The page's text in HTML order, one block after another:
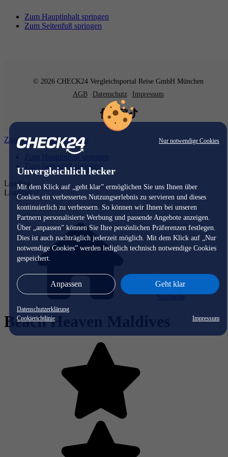
Nur notwendige Cookies
Unvergleichlich lecker
Mit dem Klick auf „geht klar” ermöglichen Sie uns Ihnen über
Cookies ein verbessertes Nutzungserlebnis zu servieren und dieses
kontinuierlich zu verbessern. So können wir Ihnen bei unseren
Partnern personalisierte Werbung und passende Angebote anzeigen.
Über „anpassen” können Sie Ihre persönlichen Präferenzen festlegen.
Dies ist auch nachträglich jederzeit möglich. Mit dem Klick auf „Nur
notwendige Cookies” werden lediglich technisch notwendige Cookies
gespeichert.
Anpassen Geht klar
Datenschutzerklärung
Cookierichtlinie
Impressum
Zum Hauptinhalt springen
Zum Seitenfuß springen
© 2026 CHECK24 Vergleichsportal Reise GmbH München
AGB
Datenschutz Impressum
Zum Hauptinhalt springen
Zum Hauptinhalt springen
Zum Seitenfuß springen
Loading...
Loading...
Startseite
Beach Heaven Maldives